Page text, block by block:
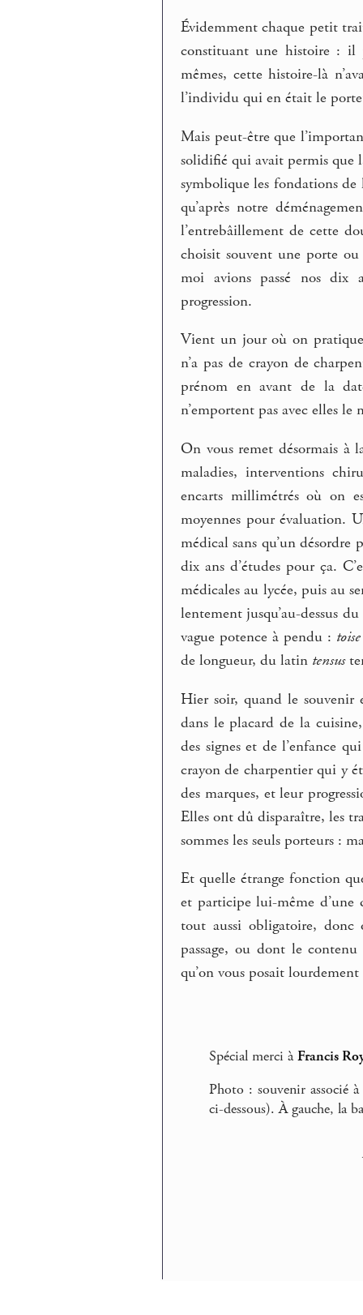
Évidemment chaque petit
constituant une histoire : il
mêmes, cette histoire-là
l’individu qui en était le
Mais peut-être que
solidifié qui avait permis que l
symbolique les fondations de
qu’après notre
l’entrebâillement de cette
choisit souvent une porte
moi avions passé nos dix
progression.
Vient un jour où on pratique
n’a pas de crayon de
prénom en avant de la
n’emportent pas avec elles le
On vous remet désormais à
maladies, interventions
encarts millimétrés où on
moyennes pour évaluation.
médical sans qu’un
dix ans d’études pour ça.
médicales au lycée, puis au
lentement jusqu’au-dessus
vague potence à pendu : toise
de longueur, du latin tensus
Hier soir, quand le souvenir
dans le placard de la
des signes et de l’enfance
crayon de charpentier qui y
des marques, et leur
Elles ont dû disparaître, les
sommes les seuls porteurs :
Et quelle étrange fonction
et participe lui-même
tout aussi obligatoire, donc
passage, ou dont le
qu’on vous posait
Spécial merci àFrancis
Photo : souvenir associé
ci-dessous). À gauche, la